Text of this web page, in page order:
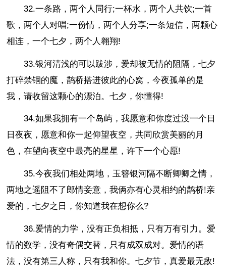
32.一条路，两个人同行;一杯水，两个人共饮;一首
歌，两个人对唱;一份情，两个人分享;一条短信，两颗心
相连，一个七夕，两个人翱翔!
33.银河清浅的可以跋涉，爱却被无情的阻隔，七夕
打碎禁锢的魔，鹊桥搭进彼此的心窝，今夜孤单的是
我，请收留这颗心的漂泊。七夕，你懂得!
34.如果我拥有一个岛屿，我愿意和你度过没一个日
日夜夜，愿意和你一起仰望夜空，共同欣赏美丽的月
色，在望向夜空中最亮的星星，许下一个心愿!
35.今夜我们相处两地，玉簪银河隔不断卿卿之情，
两地之遥阻不了郎情妾意，我俩亦有心灵相约的鹊桥!亲
爱的，七夕之日，你知道我在想你么?
36.爱情的力学，没有正负相抵，只有万有引力。爱
情的数学，没有奇偶交替，只有成双成对。爱情的语
法，没有第三人称，只有我和你。七夕节，真爱最无敌!